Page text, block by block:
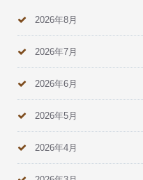
2026年8月
2026年7月
2026年6月
2026年5月
2026年4月